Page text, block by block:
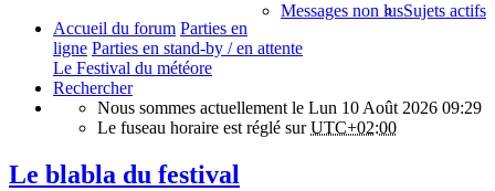
Sujets actifs
Messages non lus
Accueil du forum Parties en
ligne Parties en stand-by / en attente
Le Festival du météore
Rechercher
Nous sommes actuellement le Lun 10 Août 2026 09:29
Le fuseau horaire est réglé surUTC+02:00
Le blabla du festival